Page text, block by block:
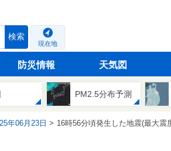
検索
現在地
防災情報 天気図
PM2.5分布予測
年06月23日 16時56分頃発生した地震(最大震